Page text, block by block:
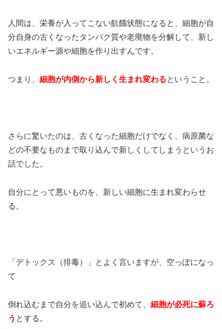
人間は、栄養が入ってこない飢餓状態になると、細胞が自
分自身の古くなったタンパク質や老廃物を分解して、新し
いエネルギー源や細胞を作り出すんです。
つまり、 細胞が内側から新しく生まれ変わるということ。
さらに驚いたのは、古くなった細胞だけでなく、病原菌な
どの不要なものまで取り込んで新しくしてしまうというお
話でした。
自分にとって悪いものを、新しい細胞に生まれ変わらせ
る。
「デトックス（排毒）」とよく言いますが、空っぽになっ
て
倒れ込むまで自分を追い込んで初めて、 細胞が必死に蘇ろ
う とする。